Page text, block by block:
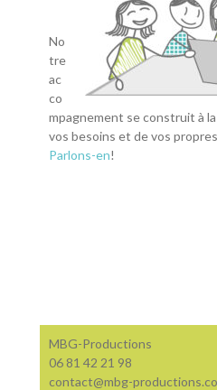
No
tre
ac
co
mpagnement se construit à
vos besoins et de vos
Parlons-en!
MBG-Productions
06 81 42 21 98
contact@mbg-